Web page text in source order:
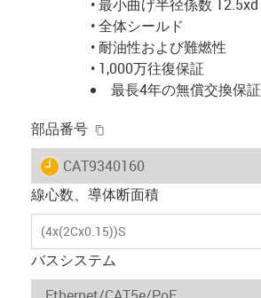
• 最小曲げ半径係数 12.5xd
• 全体シールド
• 耐油性および難燃性
• 1,000万往復保証
最長4年の無償交換保証
部品番号
igus-icon-lieferzeit
CAT9340160
線心数、導体断面積
(4x(2Cx0.15))S
バスシステム